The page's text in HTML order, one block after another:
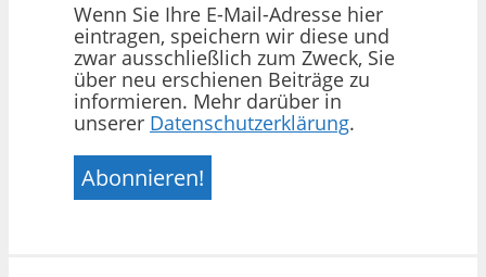
Wenn Sie Ihre E-Mail-Adresse hier
eintragen, speichern wir diese und
zwar ausschließlich zum Zweck, Sie
über neu erschienen Beiträge zu
informieren. Mehr darüber in
unserer Datenschutzerklärung.